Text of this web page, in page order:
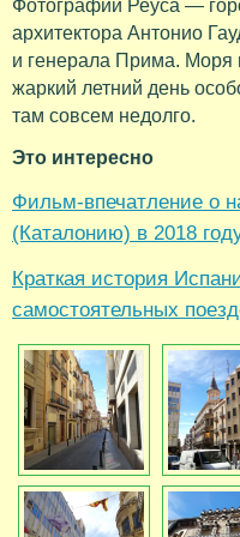
Фотографии Реуса —
архитектора Антонио
и генерала Прима. Моря
жаркий летний день
там совсем недолго.
Это интересно
Фильм-впечатление о
(Каталонию) в 2018
Краткая история
самостоятельных